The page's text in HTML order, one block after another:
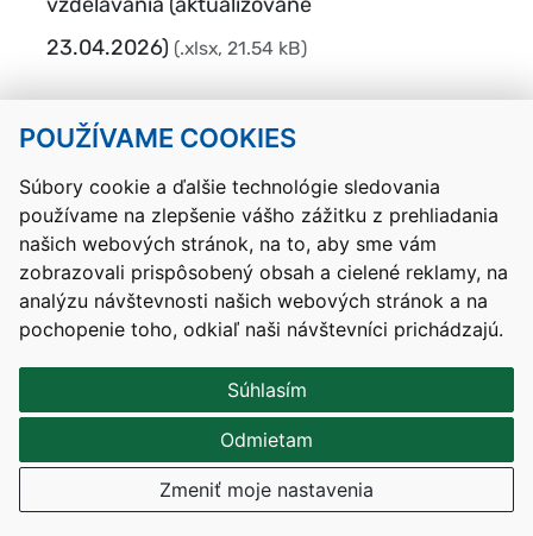
POUŽÍVAME COOKIES
Súbory cookie a ďalšie technológie sledovania
používame na zlepšenie vášho zážitku z prehliadania
našich webových stránok, na to, aby sme vám
zobrazovali prispôsobený obsah a cielené reklamy, na
analýzu návštevnosti našich webových stránok a na
pochopenie toho, odkiaľ naši návštevníci prichádzajú.
Súhlasím
Odmietam
Zmeniť moje nastavenia
23.04.2026) (.xlsx, 21.54 kB)
Kontakty Mapa stránky RSS
Vyhlásenie o prístupnosti
Nastavenia cookies
Prevádzkovateľom služby je Ministerstvo školstva, výskumu,
vývoja a mládeže Slovenskej republiky.
Tvorba stránok
: Aglo Solutions
Redakčný systém: SysCom